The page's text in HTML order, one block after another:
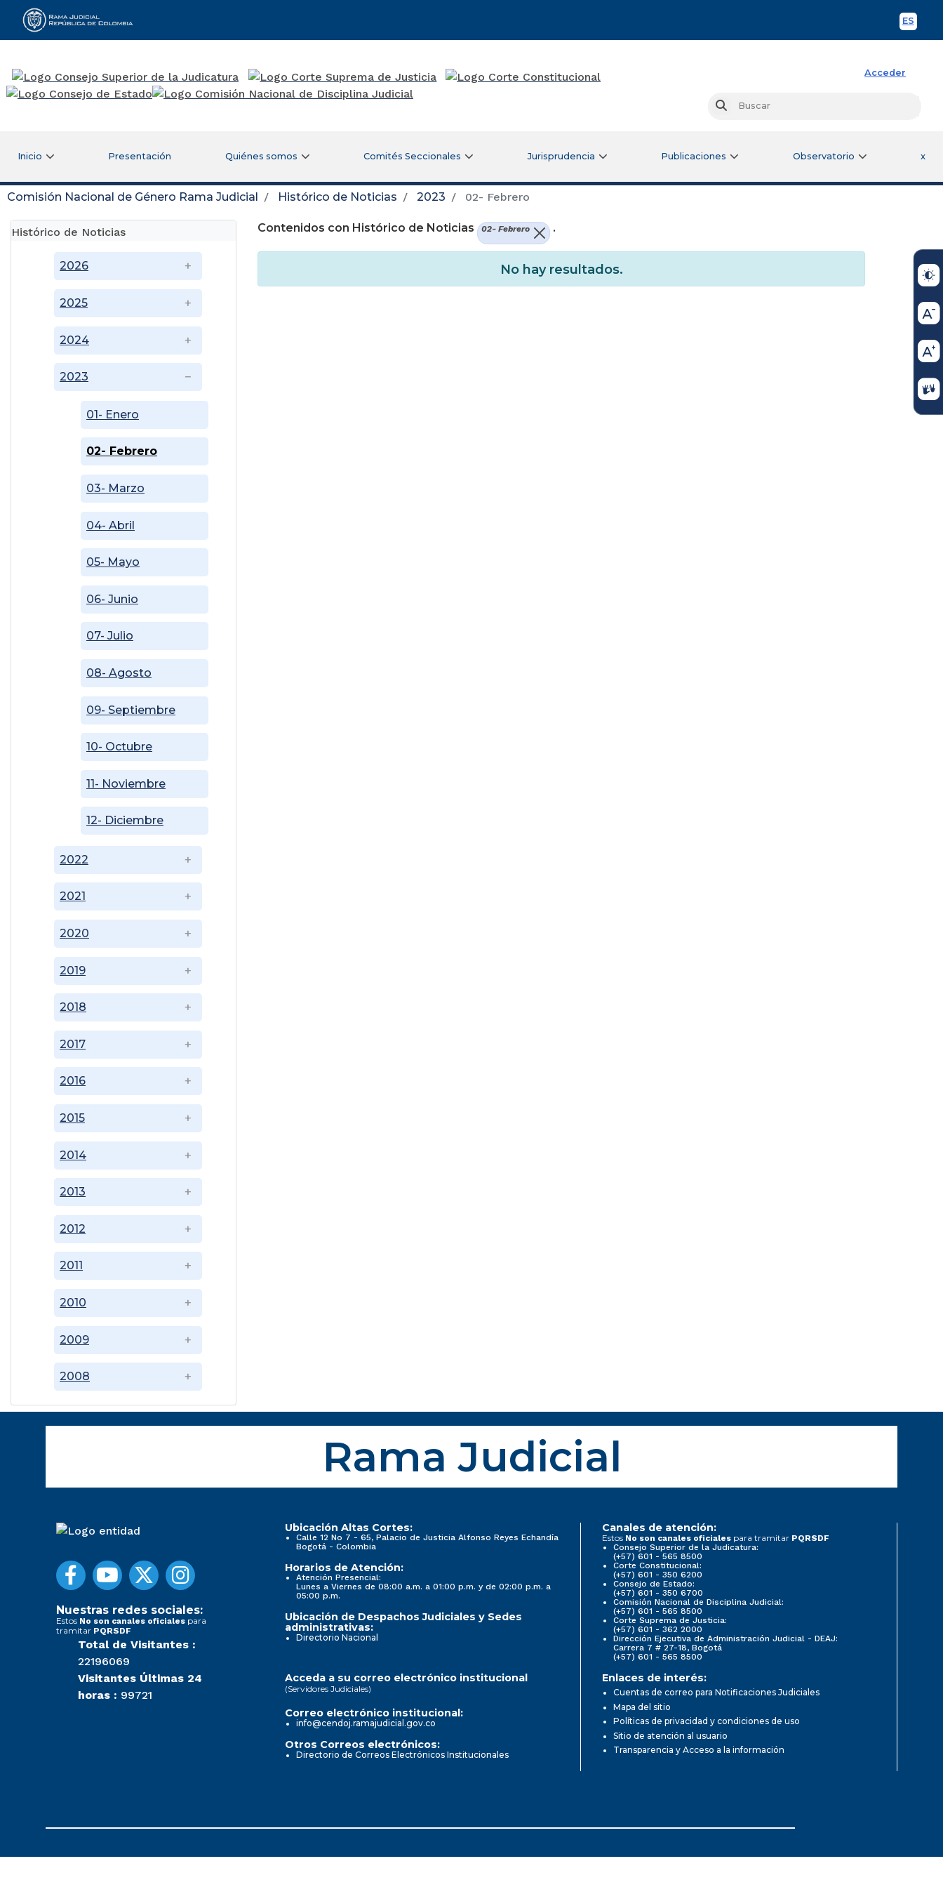
ES
Rama Judicial
Acceder
Buscar
Inicio Presentación Quiénes somos Comités Seccionales Jurisprudencia Publicaciones Observatorio x
Comisión Nacional de Género Rama Judicial Histórico de Noticias 2023 02- Febrero
Histórico de Noticias
2008
2009
2010
2011
2012
2013
2014
2015
2016
2017
2018
2019
2020
2021
2022
2023
01- Enero
02- Febrero
03- Marzo
04- Abril
05- Mayo
06- Junio
07- Julio
08- Agosto
09- Septiembre
10- Octubre
11- Noviembre
12- Diciembre
2024
2025
2026
Contenidos con Histórico de Noticias 02- Febrero .
No hay resultados.
Rama Judicial
Nuestras redes sociales:
Estos No son canales oficiales para
tramitar PQRSDF
Total de Visitantes :
22196069
Visitantes Últimas 24
horas : 99721
Ubicación Altas Cortes:
Calle 12 No 7 - 65, Palacio de Justicia Alfonso Reyes Echandía
Bogotá - Colombia
Horarios de Atención:
Atención Presencial:
Lunes a Viernes de 08:00 a.m. a 01:00 p.m. y de 02:00 p.m. a
05:00 p.m.
Ubicación de Despachos Judiciales y Sedes
administrativas:
Directorio Nacional
Canales de atención:
Estos No son canales oficiales para tramitar PQRSDF
Consejo Superior de la Judicatura:
(+57) 601 - 565 8500
Corte Constitucional:
(+57) 601 - 350 6200
Consejo de Estado:
(+57) 601 - 350 6700
Comisión Nacional de Disciplina Judicial:
(+57) 601 - 565 8500
Corte Suprema de Justicia:
(+57) 601 - 362 2000
Dirección Ejecutiva de Administración Judicial - DEAJ:
Carrera 7 # 27-18, Bogotá
(+57) 601 - 565 8500
Acceda a su correo electrónico institucional
(Servidores Judiciales)
Correo electrónico institucional:
info@cendoj.ramajudicial.gov.co
Otros Correos electrónicos:
Directorio de Correos Electrónicos Institucionales
Enlaces de interés:
Cuentas de correo para Notificaciones Judiciales
Mapa del sitio
Políticas de privacidad y condiciones de uso
Sitio de atención al usuario
Transparencia y Acceso a la información